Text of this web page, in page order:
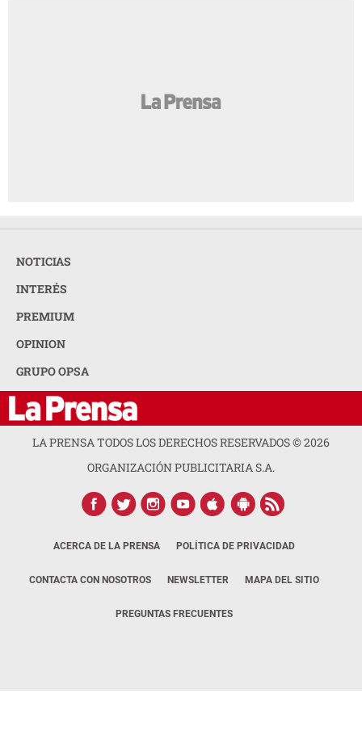
NOTICIAS
INTERÉS
PREMIUM
OPINION
GRUPO OPSA
LA PRENSA TODOS LOS DERECHOS RESERVADOS ©2026
ORGANIZACIÓN PUBLICITARIA S.A.
ACERCA DE LA PRENSA POLÍTICA DE PRIVACIDAD
CONTACTA CON NOSOTROS NEWSLETTER MAPA DEL SITIO
PREGUNTAS FRECUENTES